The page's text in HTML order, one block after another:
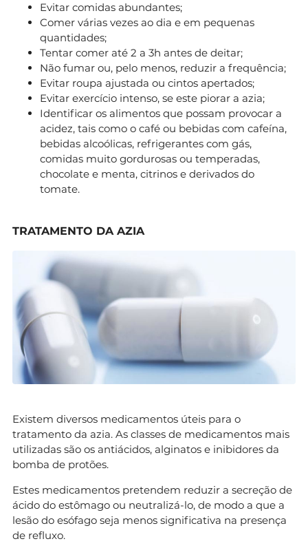
Evitar comidas abundantes;
Comer várias vezes ao dia e em pequenas
quantidades;
Tentar comer até 2 a 3h antes de deitar;
Não fumar ou, pelo menos, reduzir a frequência;
Evitar roupa ajustada ou cintos apertados;
Evitar exercício intenso, se este piorar a azia;
Identificar os alimentos que possam provocar a
acidez, tais como o café ou bebidas com cafeína,
bebidas alcoólicas, refrigerantes com gás,
comidas muito gordurosas ou temperadas,
chocolate e menta, citrinos e derivados do
tomate.
TRATAMENTO DA AZIA
Existem diversos medicamentos úteis para o
tratamento da azia. As classes de medicamentos mais
utilizadas são os antiácidos, alginatos e inibidores da
bomba de protões.
Estes medicamentos pretendem reduzir a secreção de
ácido do estômago ou neutralizá-lo, de modo a que a
lesão do esófago seja menos significativa na presença
de refluxo.